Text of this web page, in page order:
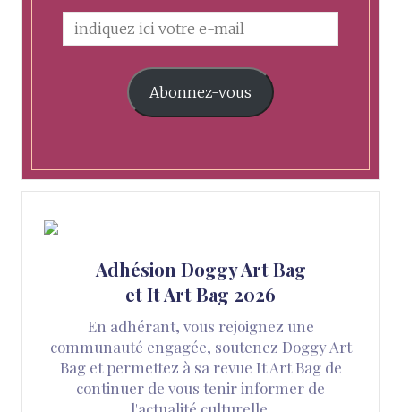
Abonnez-vous
Adhésion Doggy Art Bag
et It Art Bag 2026
En adhérant, vous rejoignez une
communauté engagée, soutenez Doggy Art
Bag et permettez à sa revue It Art Bag de
continuer de vous tenir informer de